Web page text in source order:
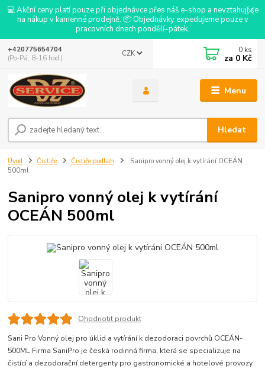
💻 Akční ceny platí pouze při objednávce přes náš e-shop a nevztahují se
na nákup v kamenné prodejně. 📦 Objednávky expedujeme pouze v
pracovních dnech pondělí–pátek.
Menu
CZK
Hledat
+420775654704
(Po-Pá, 8-16 hod.)
0 ks
za 0 Kč
Úvod Čističe Čističe podlah
Sanipro vonný olej k vytírání OCEÁN
500ml
Sanipro vonný olej k vytírání
OCEÁN 500ml
Ohodnotit produkt
Sani Pro Vonný olej pro úklid a vytírání k dezodoraci povrchů OCEÁN-
500ML Firma SaniPro je česká rodinná firma, která se specializuje na
čistící a dezodorační detergenty pro gastronomické a hotelové provozy.